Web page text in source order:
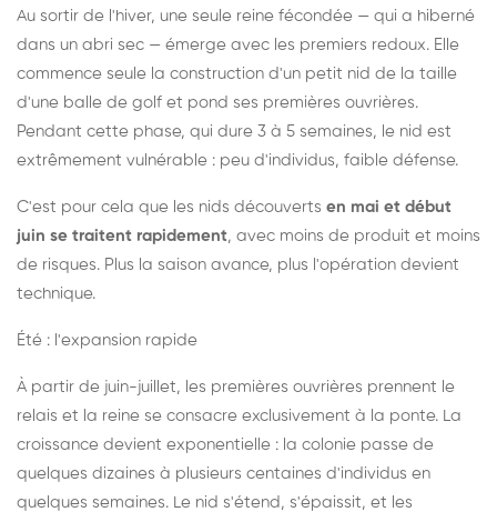
Au sortir de l'hiver, une seule reine fécondée — qui a hiberné
dans un abri sec — émerge avec les premiers redoux. Elle
commence seule la construction d'un petit nid de la taille
d'une balle de golf et pond ses premières ouvrières.
Pendant cette phase, qui dure 3 à 5 semaines, le nid est
extrêmement vulnérable : peu d'individus, faible défense.
C'est pour cela que les nids découverts en mai et début
juin se traitent rapidement, avec moins de produit et moins
de risques. Plus la saison avance, plus l'opération devient
technique.
Été : l'expansion rapide
À partir de juin-juillet, les premières ouvrières prennent le
relais et la reine se consacre exclusivement à la ponte. La
croissance devient exponentielle : la colonie passe de
quelques dizaines à plusieurs centaines d'individus en
quelques semaines. Le nid s'étend, s'épaissit, et les